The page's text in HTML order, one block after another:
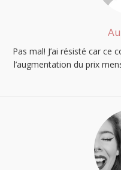
Pas mal! J’ai résisté car
l’augmentation du prix